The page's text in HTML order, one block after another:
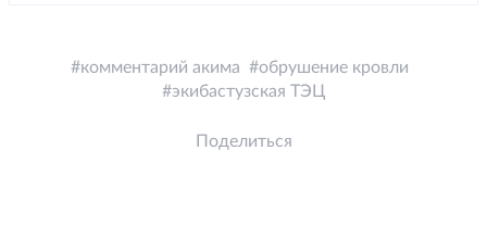
комментарий акима
обрушение кровли
экибастузская ТЭЦ
Поделиться